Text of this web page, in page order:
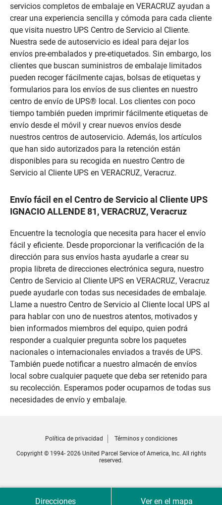
servicios completos de embalaje en VERACRUZ ayudan a
crear una experiencia sencilla y cómoda para cada cliente
que visita nuestro UPS Centro de Servicio al Cliente.
Nuestra sede de autoservicio es ideal para dejar los
envíos pre-embalados y pre-etiquetados. Sin embargo, los
clientes que buscan suministros de embalaje limitados
pueden recoger fácilmente cajas, bolsas de etiquetas y
formularios para los envíos de sus clientes en nuestro
centro de envío de UPS® local. Los clientes con poco
tiempo también pueden imprimir fácilmente etiquetas de
envío desde el móvil y crear nuevos envíos desde
nuestros centros de autoservicio. Además, los artículos
que han sido autorizados para la retención están
disponibles para su recogida en nuestro Centro de
Servicio al Cliente UPS en VERACRUZ, Veracruz.
Envío fácil en el Centro de Servicio al Cliente UPS
IGNACIO ALLENDE 81, VERACRUZ, Veracruz
Encuentre la tecnología que necesita para hacer el envío
fácil y eficiente. Desde proporcionar la verificación de la
dirección para sus envíos hasta ayudarle a crear su
propia libreta de direcciones electrónica segura, nuestro
Centro de Servicio al Cliente UPS en VERACRUZ, Veracruz
puede ayudarle con todas sus necesidades de embalaje.
Llame a nuestro Centro de Servicio al Cliente local UPS al
para hablar con uno de nuestros atentos, motivados y
bien informados miembros del equipo, quien podrá
responder a cualquier pregunta sobre los paquetes
nacionales o internacionales enviados a través de UPS.
También puede notificar a nuestro almacén de envíos
local sobre cualquier paquete que deba ser retenido para
su recolección. Esperamos poder ocuparnos de todas sus
necesidades de envío y embalaje.
Direcciones Ver en el mapa
Política de privacidad Términos y condiciones
Copyright © 1994- 2026 United Parcel Service of America, Inc. All rights
reserved.